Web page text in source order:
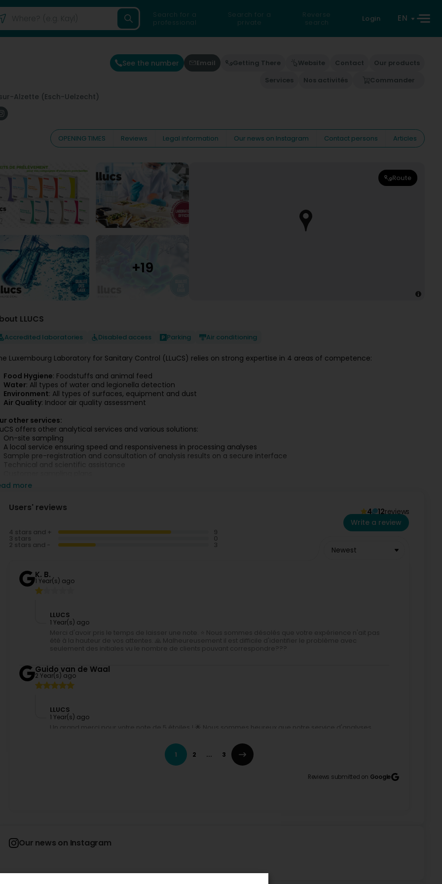
Search for a
professional
Search for a
private
Reverse
search
Login EN
Alzette (Esch-Uelzecht)
See the number Email Getting There Website Contact
Our products
Services
Nos activités Commander
OPENING TIMES Reviews Legal information Our news on Instagram Contact persons Articles
Route
LLUCS
Accredited laboratories Disabled access Parking Air conditioning
Luxembourg Laboratory for Sanitary Control (LLuCS) relies on strong expertise in 4 areas of competence:
Food Hygiene: Foodstuffs and animal feed
Water: All types of water and legionella detection
Environment: All types of surfaces, equipment and dust
Air Quality: Indoor air quality assessment
other services:
offers other analytical services and various solutions:
On-site sampling
A local service ensuring speed and responsiveness in processing analyses
Sample pre-registration and consultation of analysis results on a secure interface
Technical and scientific assistance
Detection of viruses (coronavirus, norovirus), bacterial toxins and bacterial endotoxins (mycotoxin)
more
Users' reviews 4 12reviews
4 stars and +
3 stars
2 stars and -
Write a review
Newest
K. B.
1 Year(s) ago
LLUCS
1 Year(s) ago
Merci d'avoir pris le temps de laisser une note. ⭐ Nous sommes désolés que votre expérience n'ait pas
été à la hauteur de vos attentes. 🙏 Malheureusement il est difficile d'identifier le problème avec
seulement des initiales vu le nombre de clients pouvant correspondre???
Guido van de Waal
2 Year(s) ago
LLUCS
1 Year(s) ago
Un grand merci pour votre note de 5 étoiles ! 🌟 Nous sommes heureux que notre service d'analyses
freundlichen Grüßen, LLUCS
1 2 ... 3
Reviews submitted on Google
Our news on Instagram